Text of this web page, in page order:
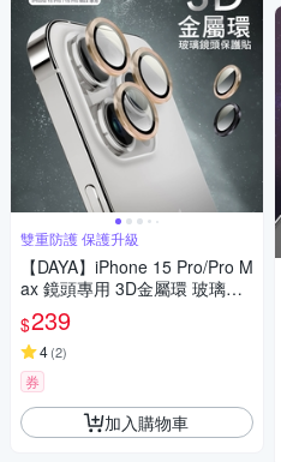
雙重防護 保護升級
【DAYA】iPhone 15 Pro/Pro M
ax 鏡頭專用 3D金屬環 玻璃保
護貼膜
$239
4(2)
券
加入購物車